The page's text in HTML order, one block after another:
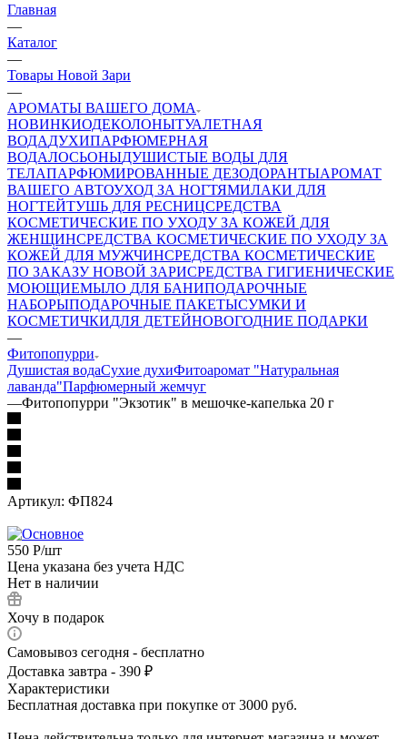
Главная
—
Каталог
—
Товары Новой Зари
—
АРОМАТЫ ВАШЕГО ДОМА
НОВИНКИОДЕКОЛОНЫТУАЛЕТНАЯ
ВОДАДУХИПАРФЮМЕРНАЯ
ВОДАЛОСЬОНЫДУШИСТЫЕ ВОДЫ ДЛЯ
ТЕЛАПАРФЮМИРОВАННЫЕ ДЕЗОДОРАНТЫАРОМАТ
ВАШЕГО АВТОУХОД ЗА НОГТЯМИЛАКИ ДЛЯ
НОГТЕЙТУШЬ ДЛЯ РЕСНИЦСРЕДСТВА
КОСМЕТИЧЕСКИЕ ПО УХОДУ ЗА КОЖЕЙ ДЛЯ
ЖЕНЩИНСРЕДСТВА КОСМЕТИЧЕСКИЕ ПО УХОДУ ЗА
КОЖЕЙ ДЛЯ МУЖЧИНСРЕДСТВА КОСМЕТИЧЕСКИЕ
ПО ЗАКАЗУ НОВОЙ ЗАРИСРЕДСТВА ГИГИЕНИЧЕСКИЕ
МОЮЩИЕМЫЛО ДЛЯ БАНИПОДАРОЧНЫЕ
НАБОРЫПОДАРОЧНЫЕ ПАКЕТЫСУМКИ И
КОСМЕТИЧКИДЛЯ ДЕТЕЙНОВОГОДНИЕ ПОДАРКИ
—
Фитопопурри
Душистая водаСухие духиФитоаромат "Натуральная
лаванда"Парфюмерный жемчуг
—Фитопопурри "Экзотик" в мешочке-капелька 20 г
Артикул: ФП824
550 Р/шт
Цена указана без учета НДС
Нет в наличии
Хочу в подарок
Самовывоз сегодня - бесплатно
Доставка завтра - 390 ₽
Характеристики
Бесплатная доставка при покупке от 3000 руб.